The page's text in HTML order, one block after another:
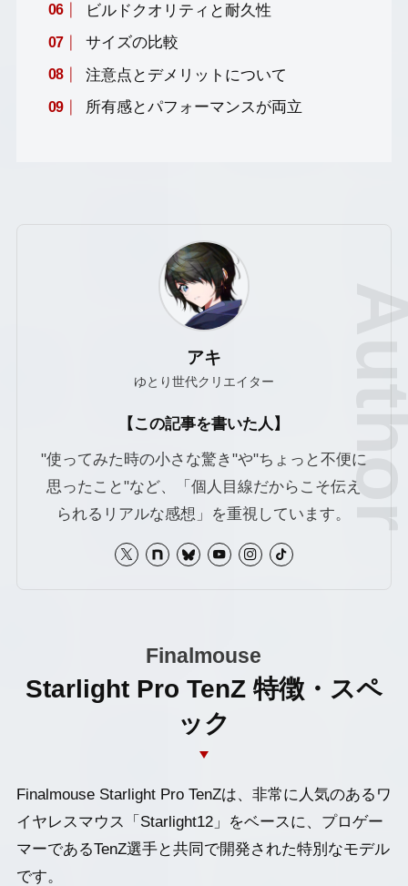
ビルドクオリティと耐久性
サイズの比較
注意点とデメリットについて
所有感とパフォーマンスが両立
アキ
ゆとり世代クリエイター
【この記事を書いた人】
"使ってみた時の小さな驚き"や"ちょっと不便に
思ったこと"など、「個人目線だからこそ伝え
られるリアルな感想」を重視しています。
Finalmouse
Starlight Pro TenZ 特徴・スペ
ック
Finalmouse Starlight Pro TenZは、非常に人気のあるワ
イヤレスマウス「Starlight12」をベースに、プロゲー
マーであるTenZ選手と共同で開発された特別なモデル
です。